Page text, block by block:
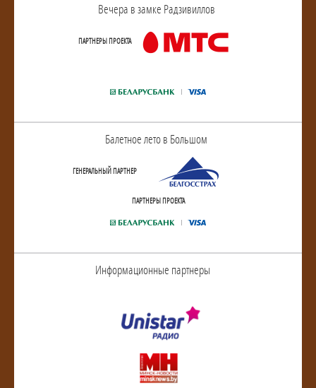
Вечера в замке Радзивиллов
ПАРТНЕРЫ ПРОЕКТА
Балетное лето в Большом
ГЕНЕРАЛЬНЫЙ ПАРТНЕР
ПАРТНЕРЫ ПРОЕКТА
Информационные партнеры